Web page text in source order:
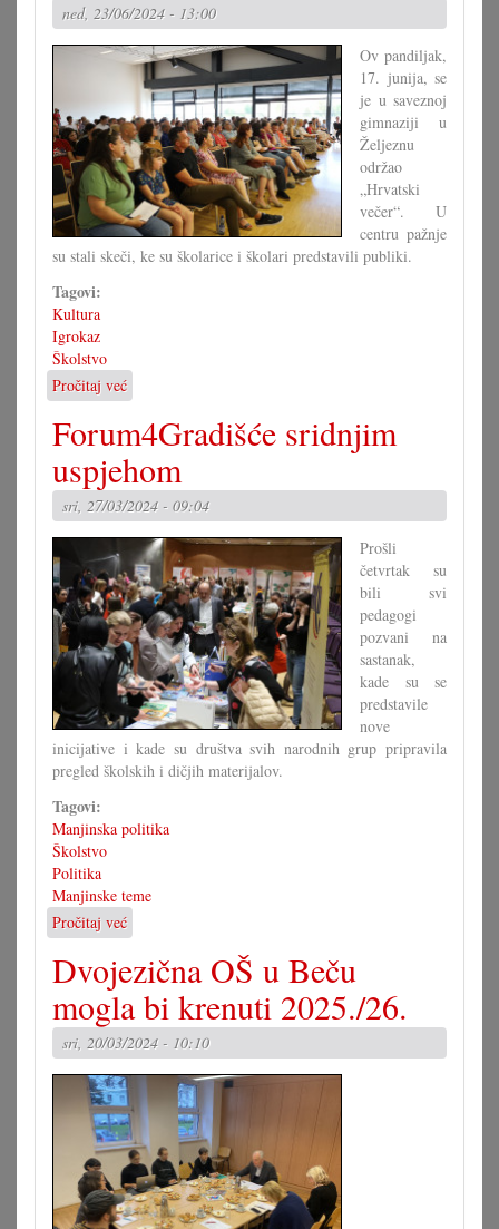
–
peldodavan
projekt
kooperacije
ned, 23/06/2024 - 13:00
Ov pandiljak,
17. junija, se
je u saveznoj
gimnaziji u
Željeznu
održao
„Hrvatski
večer“. U
centru pažnje
su stali skeči, ke su školarice i školari predstavili publiki.
Tagovi:
Kultura
Igrokaz
Školstvo
Pročitaj već
Hrvatski
večer
u
Kurzwiese
Forum4Gradišće sridnjim
uspjehom
sri, 27/03/2024 - 09:04
Prošli
četvrtak su
bili svi
pedagogi
pozvani na
sastanak,
kade su se
predstavile
nove
inicijative i kade su društva svih narodnih grup pripravila
pregled školskih i dičjih materijalov.
Tagovi:
Manjinska politika
Školstvo
Politika
Manjinske teme
Pročitaj već
Forum4Gradišće
sridnjim
uspjehom
Dvojezična OŠ u Beču
mogla bi krenuti 2025./26.
sri, 20/03/2024 - 10:10